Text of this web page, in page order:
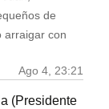
de
arraigar con
Ago 4, 23:21
(Presidente